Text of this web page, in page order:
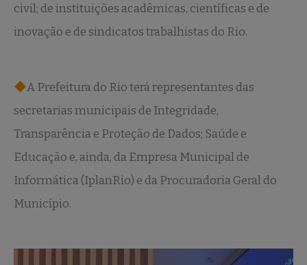
civil; de instituições acadêmicas, científicas e de
inovação e de sindicatos trabalhistas do Rio.
A Prefeitura do Rio terá representantes das
secretarias municipais de Integridade,
Transparência e Proteção de Dados; Saúde e
Educação e, ainda, da Empresa Municipal de
Informática (IplanRio) e da Procuradoria Geral do
Município.